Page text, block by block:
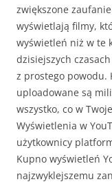
zwiększone
wyświetlają filmy,
wyświetleń niż w te
dzisiejszych
z prostego powodu.
uploadowane są
wszystko, co w
Wyświetlenia w
użytkownicy
Kupno wyświetleń
najzwyklejszemu